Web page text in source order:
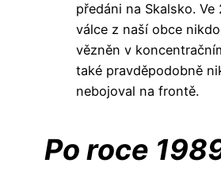
předáni na Skalsko. Ve
válce z naší obce
vězněn v
také pravděpodobně
nebojoval na frontě.
Po roce